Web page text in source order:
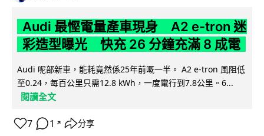
Audi 最慳電量產車現身 A2 e-tron 迷
彩造型曝光 快充 26 分鐘充滿 8 成電
Audi 呢部新車，能耗竟然係25年前嘅一半。 A2 e-tron 風阻低
至0.24，每百公里只需12.8 kWh，一度電行到7.8公里。6...
閱讀全文
7 1 ↗ 分享